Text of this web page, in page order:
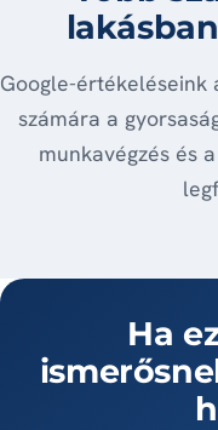
Google-értékeléseink
számára a
munkavégzés és
Ha